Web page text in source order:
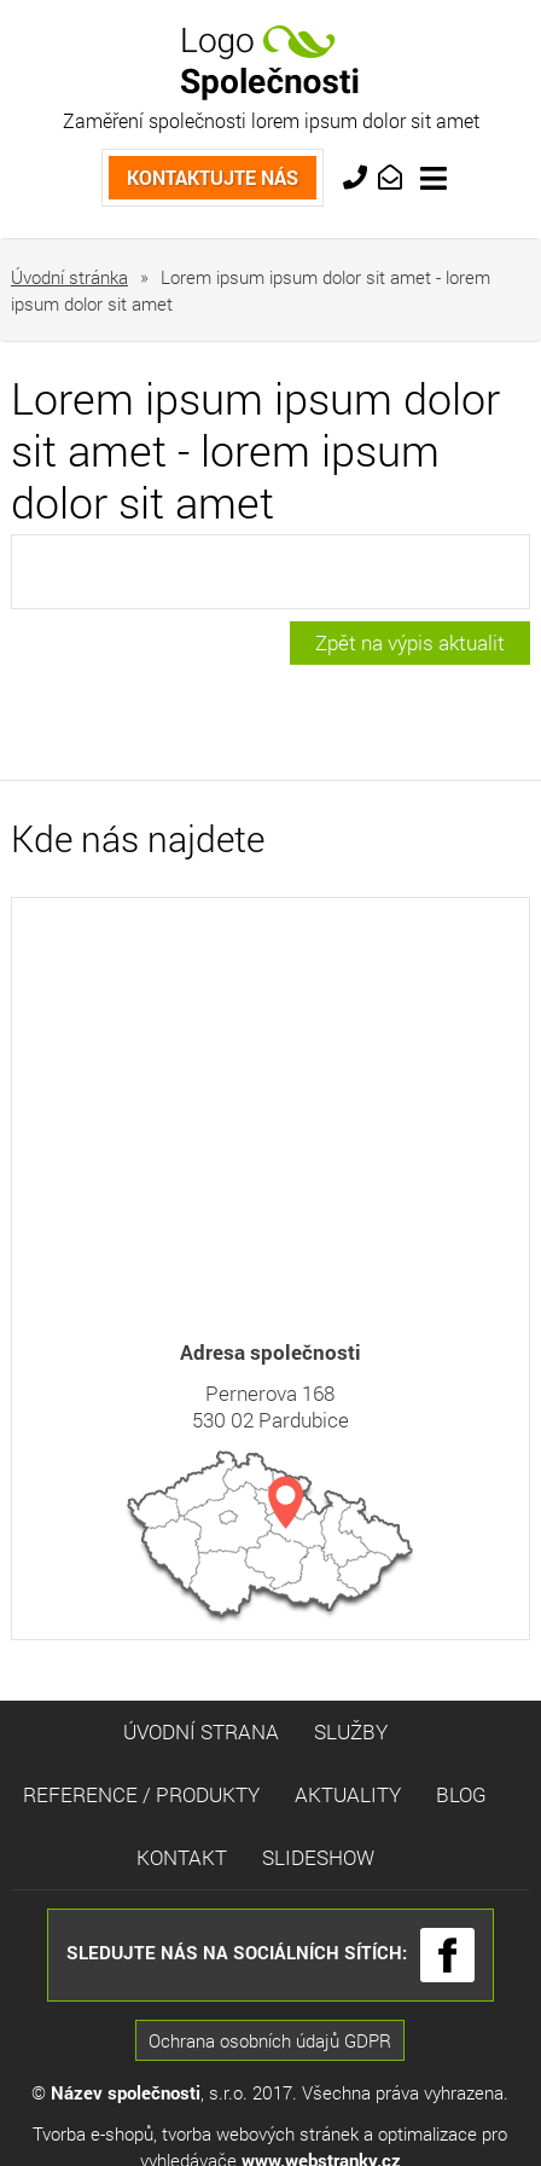
Zaměření společnosti lorem ipsum dolor sit amet
Kontaktujte nás
KONTAKTUJTE NÁS
554
Úvodní stránka » Lorem ipsum ipsum dolor sit amet - lorem
ipsum dolor sit amet
Lorem ipsum ipsum dolor
sit amet - lorem ipsum
dolor sit amet
Zpět na výpis aktualit
Kde nás najdete
Adresa společnosti
Pernerova 168
530 02 Pardubice
ÚVODNÍ STRANA SLUŽBY
REFERENCE / PRODUKTY AKTUALITY BLOG
KONTAKT SLIDESHOW
Ochrana osobních údajů GDPR
© Název společnosti, s.r.o. 2017. Všechna práva vyhrazena.
Tvorba e-shopů,tvorba webových stránek aoptimalizace pro
vyhledávače www.webstranky.cz
SLEDUJTE NÁS NA SOCIÁLNÍCH SÍTÍCH: